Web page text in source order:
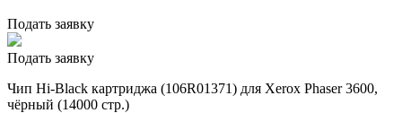
Подать заявку
Подать заявку
Чип Hi-Black картриджа (106R01371) для Xerox Phaser 3600,
чёрный (14000 стр.)